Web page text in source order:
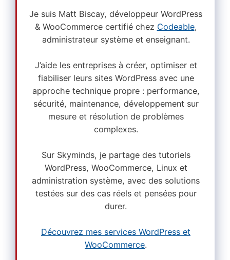
Je suis Matt Biscay, développeur WordPress
& WooCommerce certifié chez Codeable,
administrateur système et enseignant.
J’aide les entreprises à créer, optimiser et
fiabiliser leurs sites WordPress avec une
approche technique propre : performance,
sécurité, maintenance, développement sur
mesure et résolution de problèmes
complexes.
Sur Skyminds, je partage des tutoriels
WordPress, WooCommerce, Linux et
administration système, avec des solutions
testées sur des cas réels et pensées pour
durer.
Découvrez mes services WordPress et
WooCommerce.